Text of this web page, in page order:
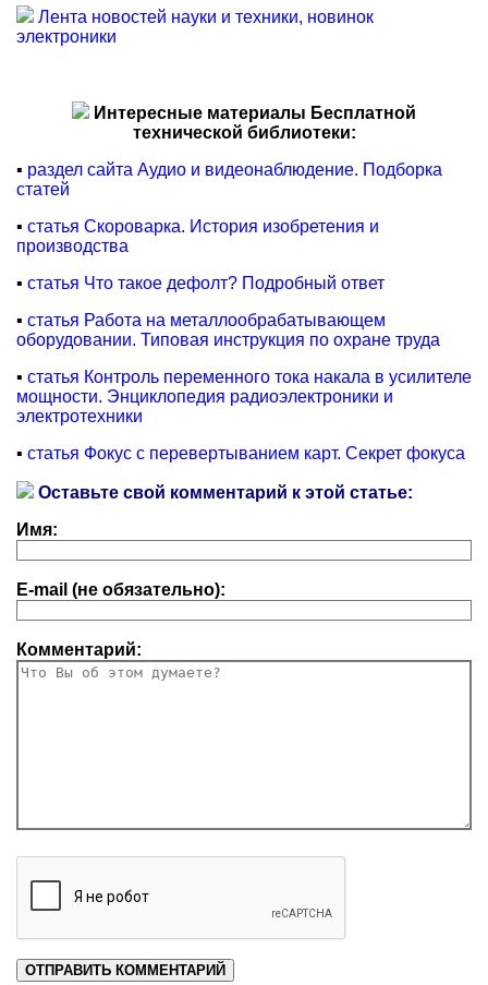
Лента новостей науки и техники, новинок
электроники
Интересные материалы Бесплатной
технической библиотеки:
▪ раздел сайта Аудио и видеонаблюдение. Подборка
статей
▪ статья Скороварка. История изобретения и
производства
▪ статья Что такое дефолт? Подробный ответ
▪ статья Работа на металлообрабатывающем
оборудовании. Типовая инструкция по охране труда
▪ статья Контроль переменного тока накала в усилителе
мощности. Энциклопедия радиоэлектроники и
электротехники
▪ статья Фокус с перевертыванием карт. Секрет фокуса
Оставьте свой комментарий к этой статье:
Имя:
E-mail (не обязательно):
Комментарий: